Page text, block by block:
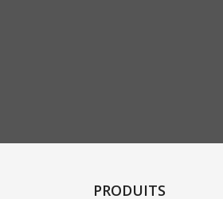
PRODUITS